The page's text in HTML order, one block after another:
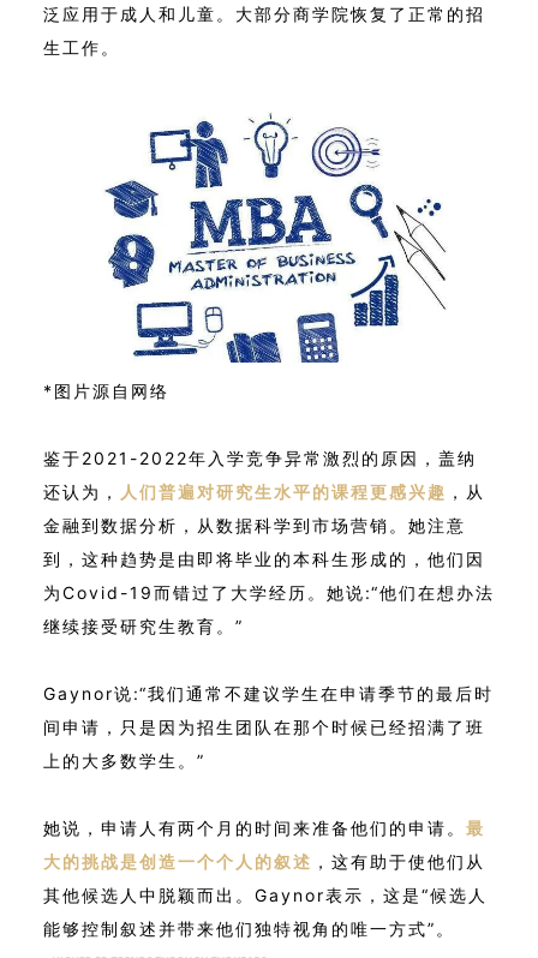
泛应用于成人和儿童。大部分商学院恢复了正常的招
生工作。
*图片源自网络
鉴于2021-2022年入学竞争异常激烈的原因，盖纳
还认为，
人们普遍对研究生水平的课程更感兴趣 ，从
金融到数据分析，从数据科学到市场营销。她注意
到，这种趋势是由即将毕业的本科生形成的，他们因
为Covid-19而错过了大学经历。 她说:“他们在想办法
继续接受研究生教育。”
Gaynor说:“我们通常不建议学生在申请季节的最后时
间申请，只是因为招生团队在那个时候已经招满了班
上的大多数学生。”
她说，申请人有两个月的时间来准备他们的申请。 最
大的挑战是创造一个个人的叙述 ，这有助于使他们从
其他候选人中脱颖而出。Gaynor表示，这是“候选人
能够控制叙述并带来他们独特视角的唯一方式”。